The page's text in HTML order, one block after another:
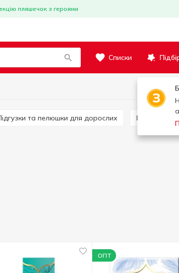
пляшечок з героями
Списки
Підгузки та пелюшки для дорослих
ОПТ